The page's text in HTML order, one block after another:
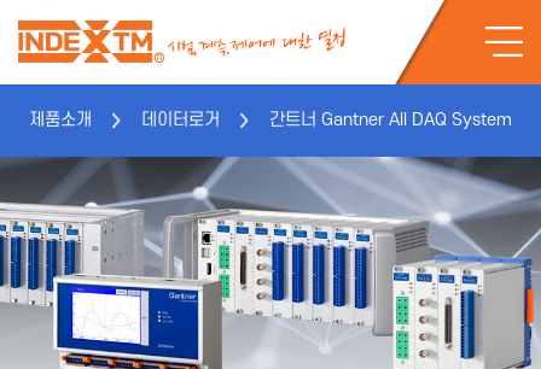
제품소개 데이터로거 간트너 Gantner All DAQ System